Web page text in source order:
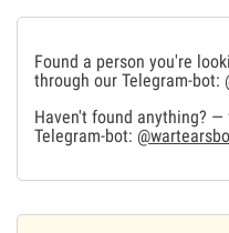
Found a person you're
through our Telegram-bot:
Haven't found anything?
Telegram-bot: